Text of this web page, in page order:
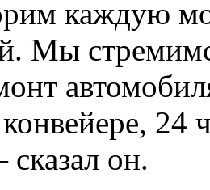
каждую
Мы
24
он.